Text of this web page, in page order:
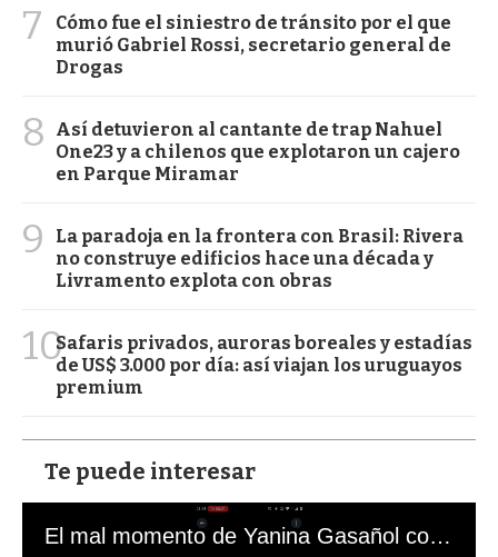
7
Cómo fue el siniestro de tránsito por el que
murió Gabriel Rossi, secretario general de
Drogas
8
Así detuvieron al cantante de trap Nahuel
One23 y a chilenos que explotaron un cajero
en Parque Miramar
9
La paradoja en la frontera con Brasil: Rivera
no construye edificios hace una década y
Livramento explota con obras
10Safaris privados, auroras boreales y estadías
de US$ 3.000 por día: así viajan los uruguayos
premium
Te puede interesar
El mal momento de Yanina Gasañol con un hincha argentino en "Subrayado"